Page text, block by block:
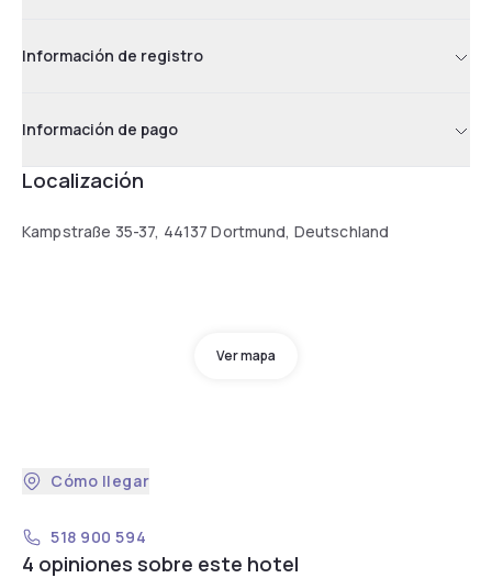
Información de registro
Información de pago
Localización
Kampstraße 35-37, 44137 Dortmund, Deutschland
Ver mapa
Cómo llegar
518 900 594
4 opiniones sobre este hotel